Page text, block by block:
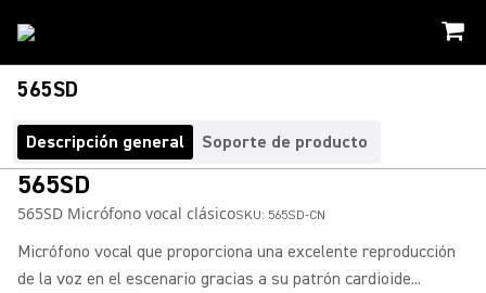
565SD
Descripción general Soporte de producto
565SD
565SD Micrófono vocal clásicoSKU: 565SD-CN
Micrófono vocal que proporciona una excelente reproducción
de la voz en el escenario gracias a su patrón cardioide...